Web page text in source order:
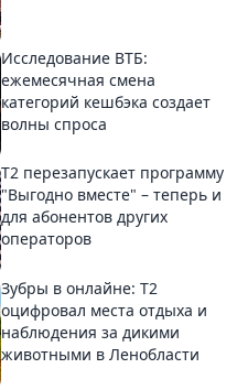
Исследование ВТБ:
ежемесячная смена
категорий кешбэка создает
волны спроса
Т2 перезапускает программу
"Выгодно вместе" – теперь и
для абонентов других
операторов
Зубры в онлайне: Т2
оцифровал места отдыха и
наблюдения за дикими
животными в Ленобласти